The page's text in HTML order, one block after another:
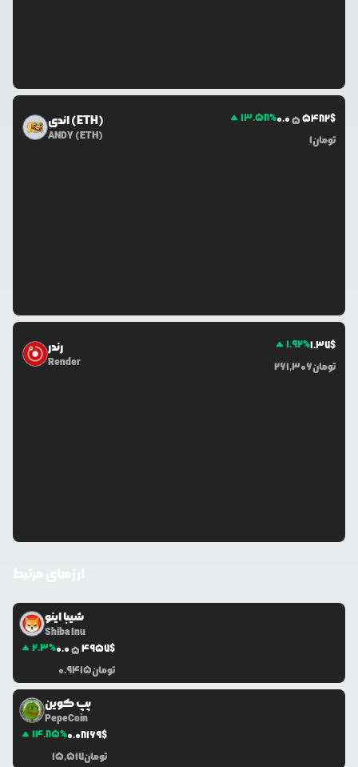
اندی (ETH)
ANDY (ETH)
13.58%0.055482$
1تومان
رندر
Render
1.92%1.37$
261,306تومان
شیبا اینو
Shiba Inu
2.3%0.054957$
0.9415تومان
پپ کوین
PepeCoin
14.85%0.08169$
15,517تومان